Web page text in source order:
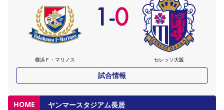
横浜Ｆ・マリノス
1-0
セレッソ大阪
試合情報
HOME ヤンマースタジアム長居